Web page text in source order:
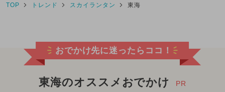
TOP トレンド スカイランタン 東海
おでかけ先に迷ったらココ！
東海のオススメおでかけ PR